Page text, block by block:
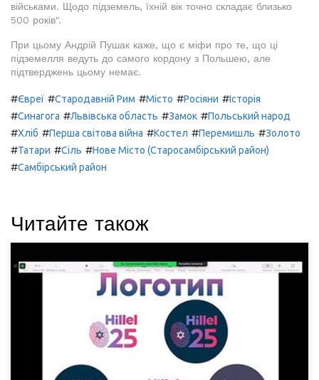
військами. Щодо підземель, їхній вік точно складає близько
500 років".
При цьому Андрій Пушак каже, що є міфи про те, що ці
підземелля ведуть до самого кордону з Польшею, але
підтверджень цьому немає.
#Євреї #Стародавній Рим #Місто #Росіяни #Історія
#Синагога #Львівська область #Замок #Польський народ
#Хліб #Перша світова війна #Костел #Перемишль #Золото
#Татари #Сіль #Нове Місто (Старосамбірський район)
#Самбірський район
Читайте також